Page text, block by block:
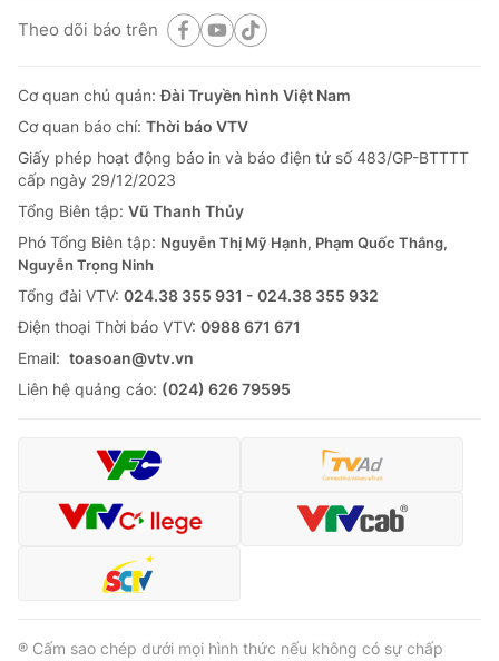
Theo dõi báo trên
Cơ quan chủ quản:Đài Truyền hình Việt Nam
Cơ quan báo chí: Thời báo VTV
Giấy phép hoạt động báo in và báo điện tử số 483/GP-BTTTT
cấp ngày 29/12/2023
Tổng Biên tập: Vũ Thanh Thủy
Phó Tổng Biên tập: Nguyễn Thị Mỹ Hạnh, Phạm Quốc Thắng,
Nguyễn Trọng Ninh
Tổng đài VTV: 024.38 355 931 - 024.38 355 932
Ðiện thoại Thời báo VTV: 0988 671 671
Email: toasoan@vtv.vn
Liên hệ quảng cáo: (024) 626 79595
® Cấm sao chép dưới mọi hình thức nếu không có sự chấp